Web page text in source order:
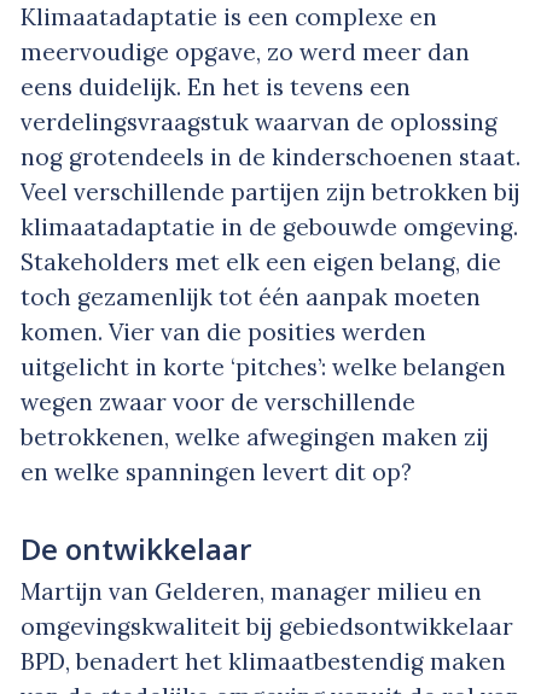
Klimaatadaptatie is een complexe en
meervoudige opgave, zo werd meer dan
eens duidelijk. En het is tevens een
verdelingsvraagstuk waarvan de oplossing
nog grotendeels in de kinderschoenen staat.
Veel verschillende partijen zijn betrokken bij
klimaatadaptatie in de gebouwde omgeving.
Stakeholders met elk een eigen belang, die
toch gezamenlijk tot één aanpak moeten
komen. Vier van die posities werden
uitgelicht in korte ‘pitches’: welke belangen
wegen zwaar voor de verschillende
betrokkenen, welke afwegingen maken zij
en welke spanningen levert dit op?
De ontwikkelaar
Martijn van Gelderen, manager milieu en
omgevingskwaliteit bij gebiedsontwikkelaar
BPD, benadert het klimaatbestendig maken